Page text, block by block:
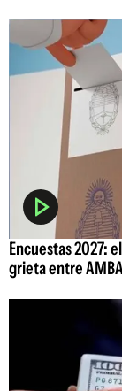
Encuestas 2027:
grieta entre